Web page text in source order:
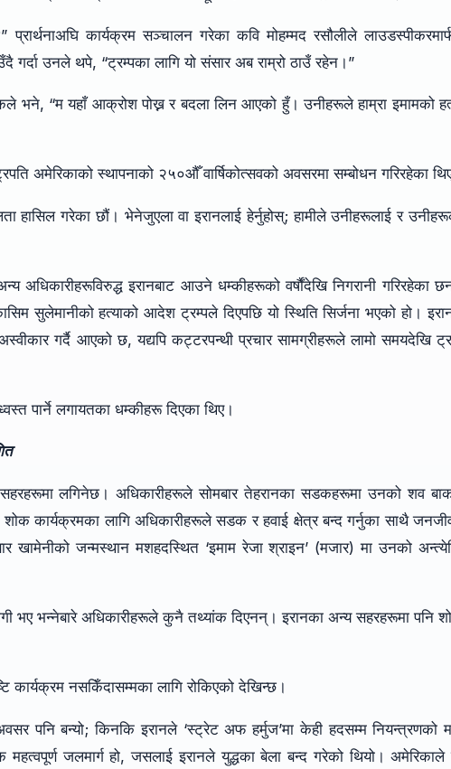
कार्यक्रम सञ्चालन गरेका कवि मोहम्मद रसौलीले
गर्दा उनले थपे, “ट्रम्पका लागि यो संसार अब राम्रो ठाउँ रहेन।”
भने, “म यहाँ आक्रोश पोख्न र बदला लिन आएको हुँ। उनीहरूले हाम्रा इमामको
अमेरिकाको स्थापनाको २५०औँ वार्षिकोत्सवको अवसरमा सम्बोधन गरिरहेका
हासिल गरेका छौं। भेनेजुएला वा इरानलाई हेर्नुहोस्; हामीले उनीहरूलाई र
अधिकारीहरूविरुद्ध इरानबाट आउने धम्कीहरूको वर्षौंदेखि निगरानी गरिरहेका
सुलेमानीको हत्याको आदेश ट्रम्पले दिएपछि यो स्थिति सिर्जना भएको हो।
गर्दै आएको छ, यद्यपि कट्टरपन्थी प्रचार सामग्रीहरूले लामो समयदेखि
पार्ने लगायतका धम्कीहरू दिएका थिए।
सहरहरूमा लगिनेछ। अधिकारीहरूले सोमबार तेहरानका सडकहरूमा उनको शव
कार्यक्रमका लागि अधिकारीहरूले सडक र हवाई क्षेत्र बन्द गर्नुका साथै
खामेनीको जन्मस्थान मशहदस्थित ‘इमाम रेजा श्राइन’ (मजार) मा उनको
भए भन्नेबारे अधिकारीहरूले कुनै तथ्यांक दिएनन्। इरानका अन्य सहरहरूमा पनि
कार्यक्रम नसकिँदासम्मका लागि रोकिएको देखिन्छ।
पनि बन्यो; किनकि इरानले ‘स्ट्रेट अफ हर्मुज’मा केही हदसम्म नियन्त्रणको
महत्वपूर्ण जलमार्ग हो, जसलाई इरानले युद्धका बेला बन्द गरेको थियो। अमेरिकाले